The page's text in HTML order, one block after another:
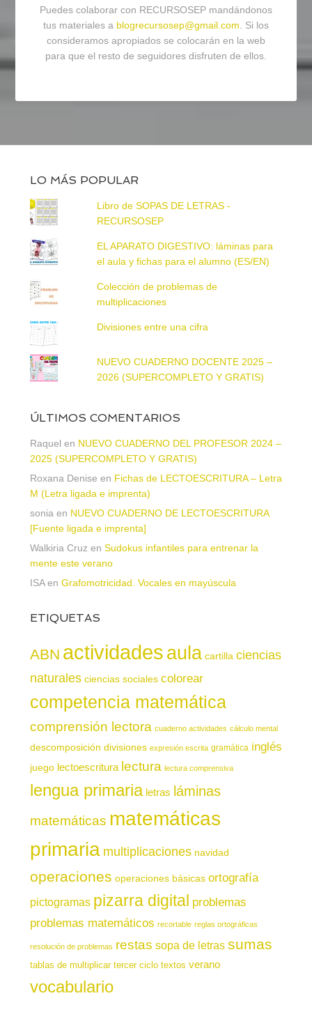
Puedes colaborar con RECURSOSEP mandándonos
tus materiales a blogrecursosep@gmail.com. Si los
consideramos apropiados se colocarán en la web
para que el resto de seguidores disfruten de ellos.
LO MÁS POPULAR
Libro de SOPAS DE LETRAS -
RECURSOSEP
EL APARATO DIGESTIVO: láminas para
el aula y fichas para el alumno (ES/EN)
Colección de problemas de
multiplicaciones
Divisiones entre una cifra
NUEVO CUADERNO DOCENTE 2025 –
2026 (SUPERCOMPLETO Y GRATIS)
ÚLTIMOS COMENTARIOS
Raquel en NUEVO CUADERNO DEL PROFESOR 2024 –
2025 (SUPERCOMPLETO Y GRATIS)
Roxana Denise en Fichas de LECTOESCRITURA – Letra
M (Letra ligada e imprenta)
sonia en NUEVO CUADERNO DE LECTOESCRITURA
[Fuente ligada e imprenta]
Walkiria Cruz en Sudokus infantiles para entrenar la
mente este verano
ISAen Grafomotricidad. Vocales en mayúscula
ETIQUETAS
ABN actividadesaula cartilla ciencias
naturales ciencias sociales colorear
competencia matemática
comprensión lectora cuaderno actividades cálculo mental
descomposición divisiones expresión escrita gramática inglés
juego lectoescritura lectura lectura comprensiva
lengua primaria letras láminas
matemáticas matemáticas
primaria multiplicaciones navidad
operaciones operaciones básicas ortografía
pictogramas pizarra digital problemas
problemas matemáticos recortable reglas ortográficas
resolución de problemas restas sopa de letras sumas
tablas de multiplicar tercer ciclo textos verano
vocabulario